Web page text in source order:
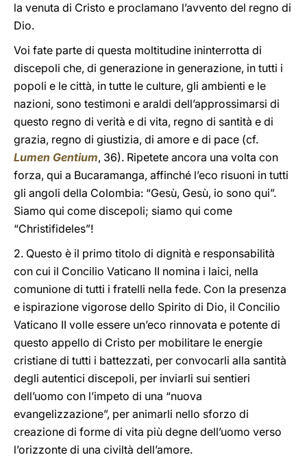
la venuta di Cristo e proclamano l’avvento del regno di
Dio.
Voi fate parte di questa moltitudine ininterrotta di
discepoli che, di generazione in generazione, in tutti i
popoli e le città, in tutte le culture, gli ambienti e le
nazioni, sono testimoni e araldi dell’approssimarsi di
questo regno di verità e di vita, regno di santità e di
grazia, regno di giustizia, di amore e di pace (cf.
Lumen Gentium, 36). Ripetete ancora una volta con
forza, qui a Bucaramanga, affinché l’eco risuoni in tutti
gli angoli della Colombia: “Gesù, Gesù, io sono qui”.
Siamo qui come discepoli; siamo qui come
“Christifideles”!
2. Questo è il primo titolo di dignità e responsabilità
con cui il Concilio Vaticano II nomina i laici, nella
comunione di tutti i fratelli nella fede. Con la presenza
e ispirazione vigorose dello Spirito di Dio, il Concilio
Vaticano II volle essere un’eco rinnovata e potente di
questo appello di Cristo per mobilitare le energie
cristiane di tutti i battezzati, per convocarli alla santità
degli autentici discepoli, per inviarli sui sentieri
dell’uomo con l’impeto di una “nuova
evangelizzazione”, per animarli nello sforzo di
creazione di forme di vita più degne dell’uomo verso
l’orizzonte di una civiltà dell’amore.